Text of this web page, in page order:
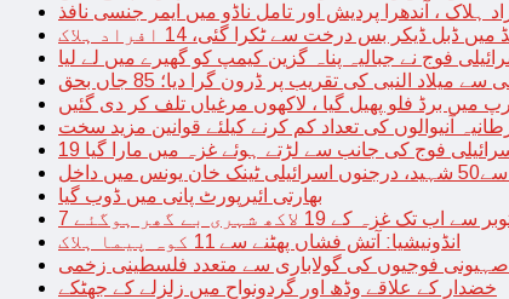
ہلاک ، آندھرا پردیش اور تامل ناڈو میں ایمر جنسی نافذ
میں ڈبل ڈیکر بس درخت سے ٹکرا گئی، 14 افراد ہلاک
فوج نے جبالیہ پناہ گزین کیمپ کو گھیرے میں لے لیا
میلاد النبی کی تقریب پر ڈرون گرا دیا؛ 85 جاں بحق
میں برڈ فلو پھیل گیا ، لاکھوں مرغیاں تلف کر دی گئیں
آنیوالوں کی تعداد کم کرنے کیلئے قوانین مزید سخت
فوج کی جانب سے لڑتے ہوئے غزہ میں مارا گیا
داخل
بھارتی ائیرپورٹ پانی میں ڈوب گیا
سے اب تک غزہ کے 19 لاکھ شہری بے گھر ہوگئے
انڈونیشیا: آتش فشاں پھٹنے سے 11 کوہ پیما ہلاک
صہیونی فوجیوں کی گولاباری سے متعدد فلسطینی زخمی
خضدار کے علاقے وڈھ اور گردونواح میں زلزلے کے جھٹکے